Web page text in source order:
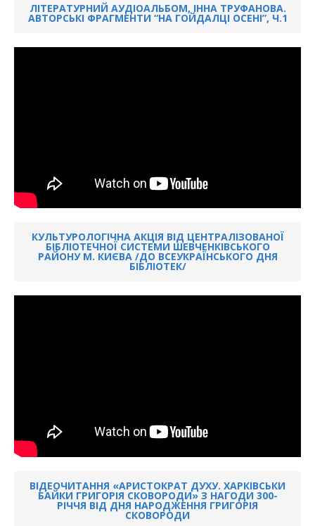
ЛІТЕРАТУРНИЙ АУДІОАЛЬБОМ, ІННА ТРУФАНОВА.
АВТОРСЬКІ ФРАГМЕНТИ “НА ГОЙДАЛЦІ ОСЕНІ”, Ч.1
КУЛЬТУРОЛОГІЧНА АКЦІЯ ВІД ЦЕНТРАЛІЗОВАНОЇ
БІБЛІОТЕЧНОЇ СИСТЕМИ ШЕВЧЕНКІВСЬКОГО
РАЙОНУ М. КИЄВА /ДО ВСЕУКРАЇНСЬКОГО ДНЯ
БІБЛІОТЕК/
ВІДЕОЧИТАННЯ «АРИСТОКРАТ ДУХУ. ХАРКІВСЬКИ
БАЙКИ ГРИГОРІЯ СКОВОРОДИ» З НАГОДИ 300-
РІЧЧЯ ВІД ДНЯ НАРОДЖЕННЯ ГРИГОРІЯ
СКОВОРОДИ